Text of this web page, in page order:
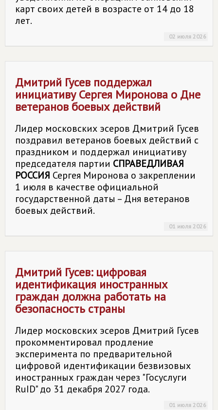
карт своих детей в возрасте от 14 до 18
лет.
02 июля 2026
Дмитрий Гусев поддержал
инициативу Сергея Миронова о Дне
ветеранов боевых действий
Лидер московских эсеров Дмитрий Гусев
поздравил ветеранов боевых действий с
праздником и поддержал инициативу
председателя партии СПРАВЕДЛИВАЯ
РОССИЯ Сергея Миронова о закреплении
1 июля в качестве официальной
государственной даты – Дня ветеранов
боевых действий.
01 июля 2026
Дмитрий Гусев: цифровая
идентификация иностранных
граждан должна работать на
безопасность страны
Лидер московских эсеров Дмитрий Гусев
прокомментировал продление
эксперимента по предварительной
цифровой идентификации безвизовых
иностранных граждан через "Госуслуги
RuID" до 31 декабря 2027 года.
01 июля 2026